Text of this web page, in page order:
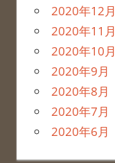
2020年12月
2020年11月
2020年10月
2020年9月
2020年8月
2020年7月
2020年6月